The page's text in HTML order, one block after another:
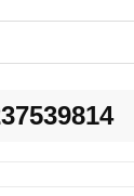
険適用の相談可